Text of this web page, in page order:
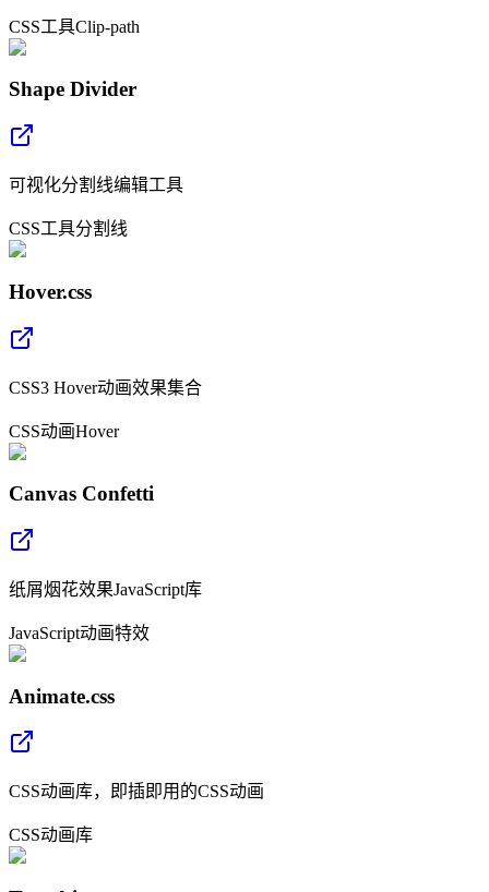
CSS工具Clip-path
Shape Divider
可视化分割线编辑工具
CSS工具分割线
Hover.css
CSS3 Hover动画效果集合
CSS动画Hover
Canvas Confetti
纸屑烟花效果JavaScript库
JavaScript动画特效
Animate.css
CSS动画库，即插即用的CSS动画
CSS动画库